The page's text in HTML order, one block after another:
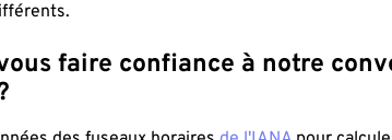
faire confiance à notre